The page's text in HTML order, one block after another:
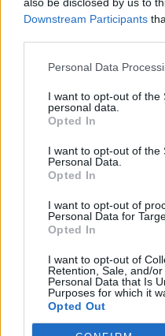
Downstream Participants
Personal Data
I want to opt-out of the
personal data.
Opted In
I want to opt-out of the
Personal Data.
Opted In
I want to opt-out of
Personal Data for
Opted In
I want to opt-out of
Retention, Sale, and/
Personal Data that Is
Purposes for which it
Opted Out
Resumen de datos
Bilbao+vizcaya
Tipo dePrecio
Gasolina 95
0,00€
Gasolina 98 0,00€ 22
Bio diesel 0,00€
Estado del tráfico e
Segovia
Actualmente no hay